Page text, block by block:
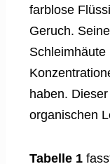
farblose
Geruch.
Schleimhäute
haben.
organischen
Tabelle 1